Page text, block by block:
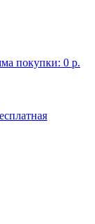
покупки: 0 р.